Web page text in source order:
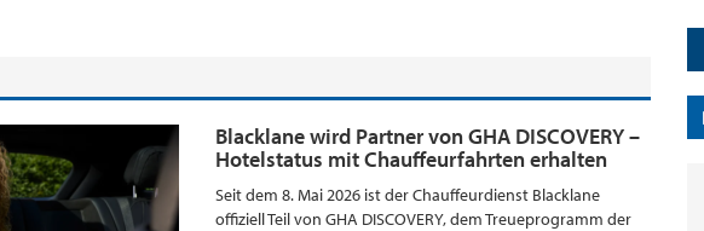
Blacklane wird Partner von GHA DISCOVERY –
Hotelstatus mit Chauffeurfahrten erhalten
Seit dem 8. Mai 2026 ist der Chauffeurdienst Blacklane
offiziell Teil von GHA DISCOVERY, dem Treueprogramm der